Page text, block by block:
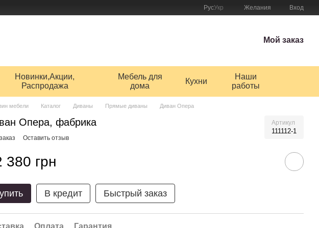
РусУкр Желания Вход
Мой заказ
Новинки,Акции,
Распродажа
Мебель для
дома
Кухни
Наши
работы
мебели Каталог Диваны Прямые диваны Диван Опера
Опера, фабрика Артикул
111112-1
Оставить отзыв
380 грн
В кредит Быстрый заказ
Оплата Гарантия